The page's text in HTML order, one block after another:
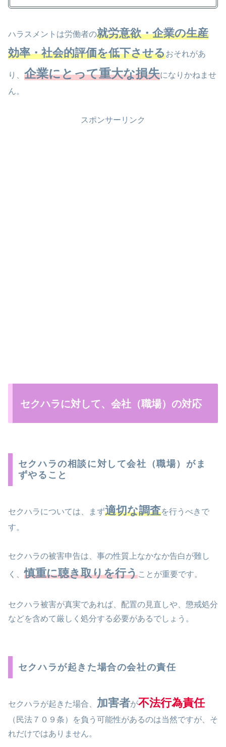
ハラスメントは労働者の就労意欲・企業の生産
効率・社会的評価を低下させるおそれがあ
り、 企業にとって重大な損失になりかねませ
ん。
スポンサーリンク
セクハラに対して、会社（職場）の対応
セクハラの相談に対して会社（職場）がま
ずやること
セクハラについては、まず適切な調査を行うべきで
す。
セクハラの被害申告は、事の性質上なかなか告白が難し
く、慎重に聴き取りを行うことが重要です。
セクハラ被害が真実であれば、配置の見直しや、懲戒処分
などを含めて厳しく処分する必要があるでしょう。
セクハラが起きた場合の会社の責任
セクハラが起きた場合、 加害者が不法行為責任
（民法７０９条）を負う可能性があるのは当然ですが、そ
れだけではありません。